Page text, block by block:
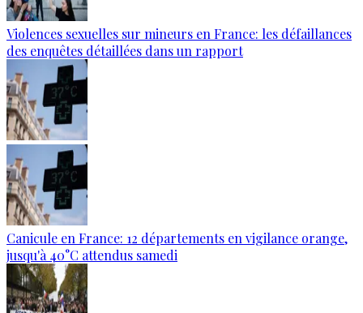
Violences sexuelles sur mineurs en France: les défaillances
des enquêtes détaillées dans un rapport
Canicule en France: 12 départements en vigilance orange,
jusqu'à 40°C attendus samedi